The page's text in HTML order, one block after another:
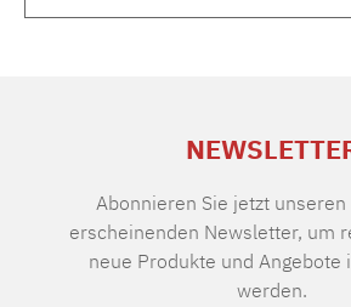
Abonnieren Sie jetzt
erscheinenden Newsletter, um
neue Produkte und Angebote
werden.